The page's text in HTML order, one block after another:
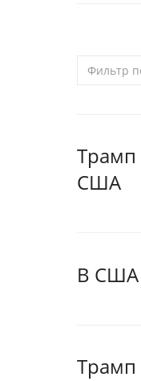
Трамп
США
В США
Трамп